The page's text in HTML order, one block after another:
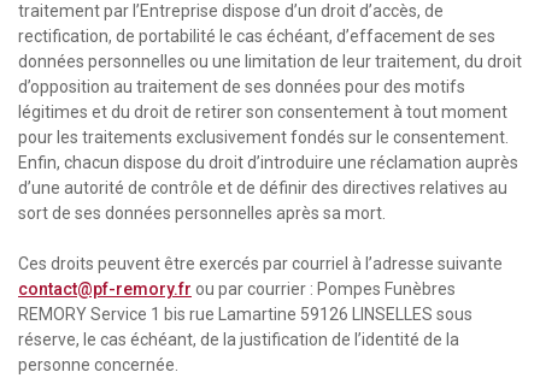
traitement par l’Entreprise dispose d’un droit d’accès, de
rectification, de portabilité le cas échéant, d’effacement de ses
données personnelles ou une limitation de leur traitement, du droit
d’opposition au traitement de ses données pour des motifs
légitimes et du droit de retirer son consentement à tout moment
pour les traitements exclusivement fondés sur le consentement.
Enfin, chacun dispose du droit d’introduire une réclamation auprès
d’une autorité de contrôle et de définir des directives relatives au
sort de ses données personnelles après sa mort.
Ces droits peuvent être exercés par courriel à l’adresse suivante
contact@pf-remory.fr ou par courrier : Pompes Funèbres
REMORY Service 1 bis rue Lamartine 59126 LINSELLES sous
réserve, le cas échéant, de la justification de l’identité de la
personne concernée.